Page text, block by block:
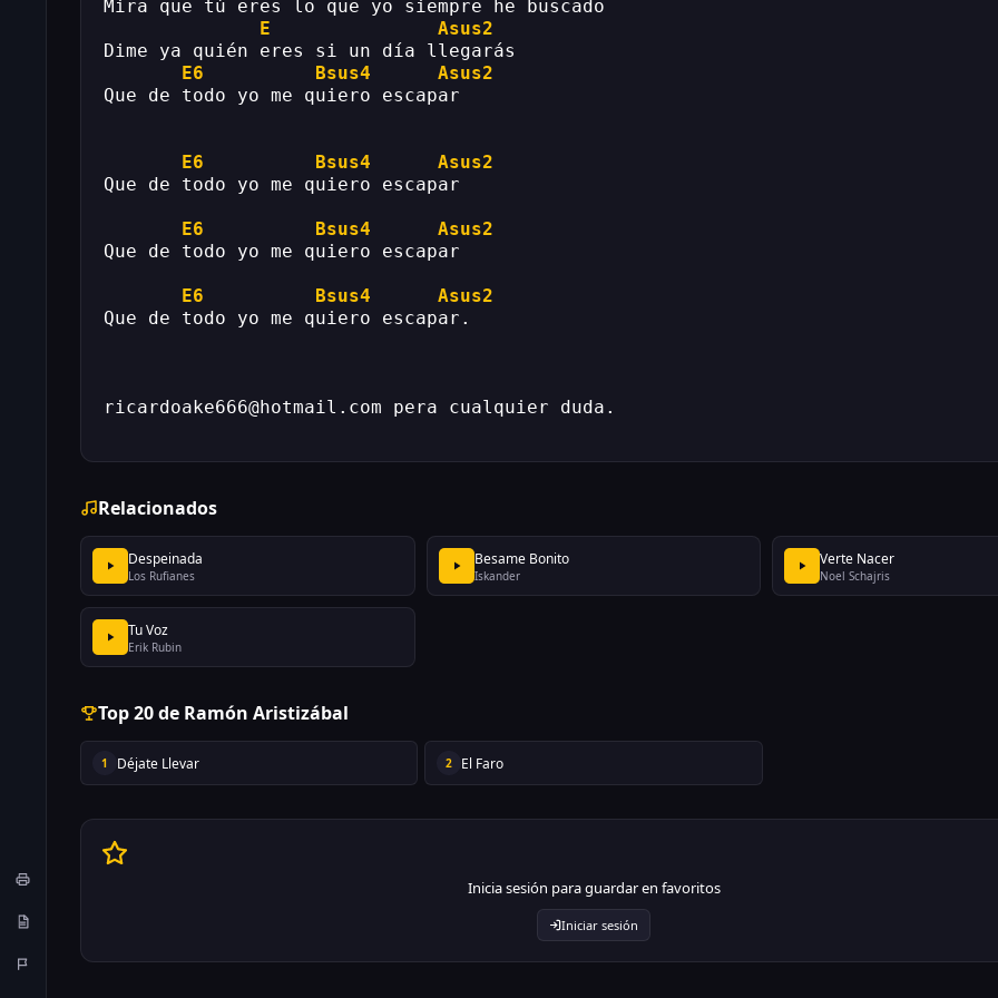
Mira que tú eres lo que yo siempre he buscado
E
Asus2
Dime ya quién eres si un día llegarás
E6
Bsus4
Asus2
Que de todo yo me quiero escapar
E6 Bsus4
Asus2
Que de todo yo me quiero escapar
E6 Bsus4
Asus2
Que de todo yo me quiero escapar
E6 Bsus4
Asus2
Que de todo yo me quiero escapar.
ricardoake666@hotmail.com pera cualquier duda.
Relacionados
Despeinada
Los Rufianes
Besame Bonito
Iskander
Verte Nacer
Noel Schajris
Tu Voz
Erik Rubin
Top 20 de Ramón Aristizábal
1 Déjate Llevar 2 El Faro
Inicia sesión para guardar en favoritos
Iniciar sesión